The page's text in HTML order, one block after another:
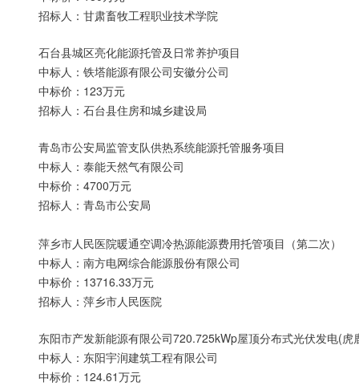
招标人：甘肃畜牧工程职业技术学院
石台县城区亮化能源托管及日常养护项目
中标人：铁塔能源有限公司安徽分公司
中标价：123万元
招标人：石台县住房和城乡建设局
青岛市公安局监管支队供热系统能源托管服务项目
中标人：泰能天然气有限公司
中标价：4700万元
招标人：青岛市公安局
萍乡市人民医院暖通空调冷热源能源费用托管项目（第二次）
中标人：南方电网综合能源股份有限公司
中标价：13716.33万元
招标人：萍乡市人民医院
东阳市产发新能源有限公司720.725kWp屋顶分布式光伏发电(虎
中标人：东阳宇润建筑工程有限公司
中标价：124.61万元